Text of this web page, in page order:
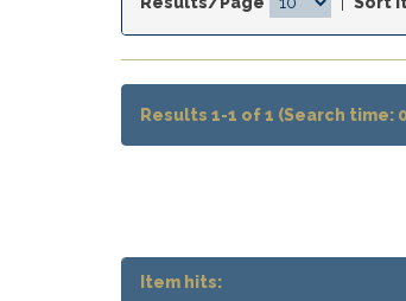
Results 1-1 of 1 (Search time:
Item hits: